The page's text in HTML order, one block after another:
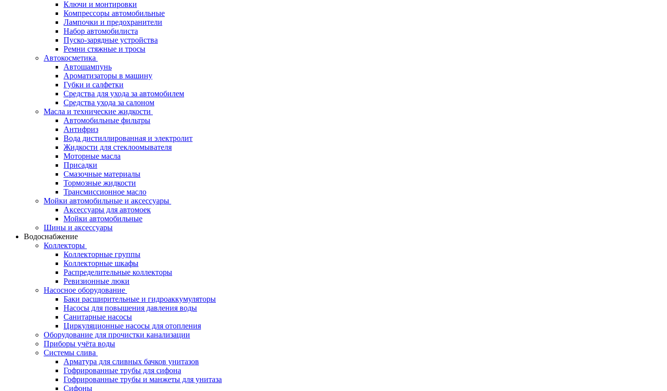
Ключи и монтировки
Компрессоры автомобильные
Лампочки и предохранители
Набор автомобилиста
Пуско-зарядные устройства
Ремни стяжные и тросы
Автокосметика
Автошампунь
Ароматизаторы в машину
Губки и салфетки
Средства для ухода за автомобилем
Средства ухода за салоном
Масла и технические жидкости
Автомобильные фильтры
Антифриз
Вода дистиллированная и электролит
Жидкости для стеклоомывателя
Моторные масла
Присадки
Смазочные материалы
Тормозные жидкости
Трансмиссионное масло
Мойки автомобильные и аксессуары
Аксессуары для автомоек
Мойки автомобильные
Шины и аксессуары
Водоснабжение
Коллекторы
Коллекторные группы
Коллекторные шкафы
Распределительные коллекторы
Ревизионные люки
Насосное оборудование
Баки расширительные и гидроаккумуляторы
Насосы для повышения давления воды
Санитарные насосы
Циркуляционные насосы для отопления
Оборудование для прочистки канализации
Приборы учёта воды
Системы слива
Арматура для сливных бачков унитазов
Гофрированные трубы для сифона
Гофрированные трубы и манжеты для унитаза
Сифоны